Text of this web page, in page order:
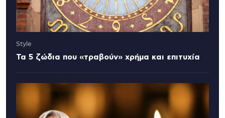
Style
Τα 5 ζώδια που «τραβούν» χρήμα και επιτυχία